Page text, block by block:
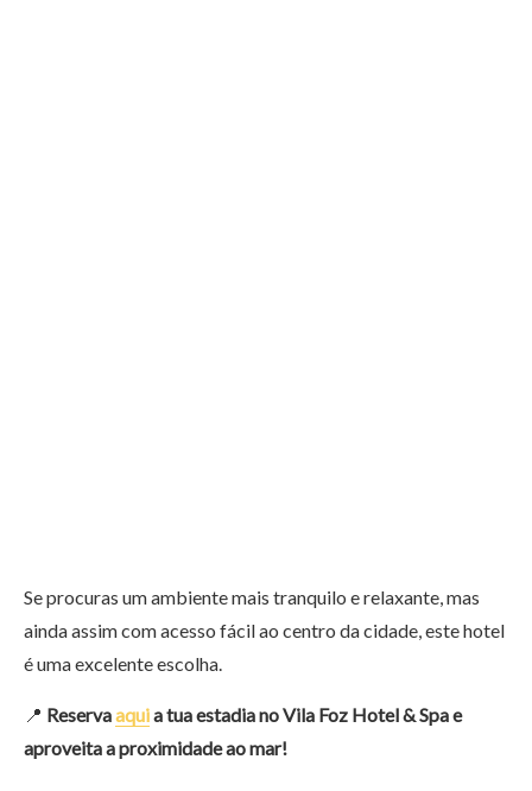
Se procuras um ambiente mais tranquilo e relaxante, mas
ainda assim com acesso fácil ao centro da cidade, este hotel
é uma excelente escolha.
📍 Reservaaquia tua estadia no Vila Foz Hotel & Spa e
aproveita a proximidade ao mar!